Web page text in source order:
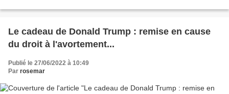
Le cadeau de Donald Trump : remise en cause
du droit à l'avortement...
Publié le 27/06/2022 à 10:49
Par rosemar